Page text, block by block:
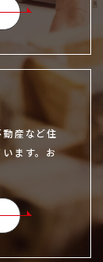
産など住
ます。お